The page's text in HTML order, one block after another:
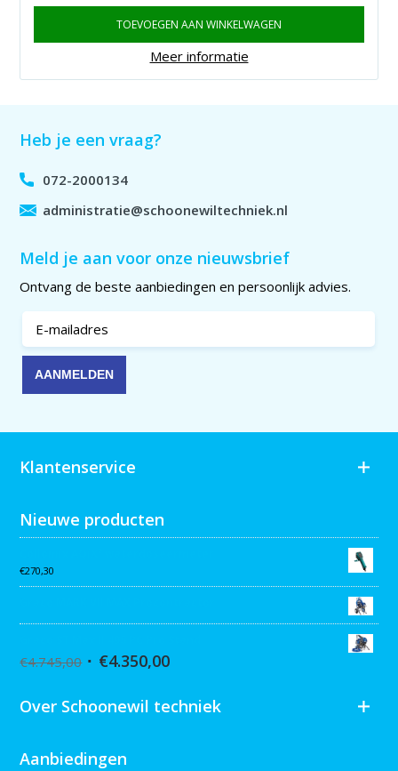
TOEVOEGEN AAN WINKELWAGEN
Meer informatie
Heb je een vraag?
072-2000134
administratie@schoonewiltechniek.nl
Meld je aan voor onze nieuwsbrief
Ontvang de beste aanbiedingen en persoonlijk advies.
Klantenservice
Nieuwe producten
€270,30
€4.745,00 €4.350,00
Over Schoonewil techniek
Aanbiedingen